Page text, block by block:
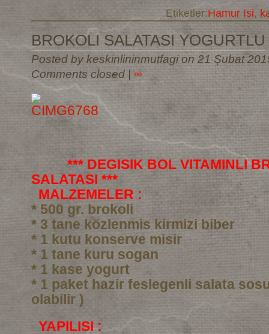
Etiketler:Hamur Isi,
BROKOLI SALATASI YOGURTLU
Posted by keskinlininmutfagi on 21 Şubat
Comments closed| ∞
*** DEGISIK BOL VITAMINLI
SALATASI ***
MALZEMELER :
* 500 gr. brokoli
* 3 tane közlenmis kirmizi biber
* 1 kutu konserve misir
* 1 tane kuru sogan
* 1 kase yogurt
* 1 paket hazir feslegenli salata
olabilir )
YAPILISI :